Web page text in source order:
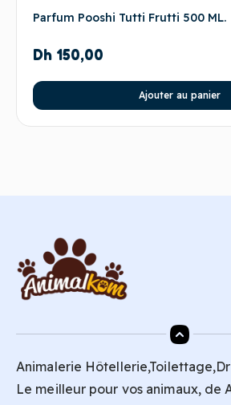
Parfum Pooshi Tutti Frutti 500 ML.
Dh 150,00
Ajouter au panier
Animalerie
Le meilleur pour vos animaux, de